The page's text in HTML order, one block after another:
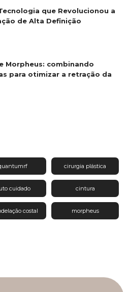
que Revolucionou a
de Alta Definição
Morpheus: combinando
para otimizar a retração da
cirurgia plástica
cuidado cintura
costal morpheus